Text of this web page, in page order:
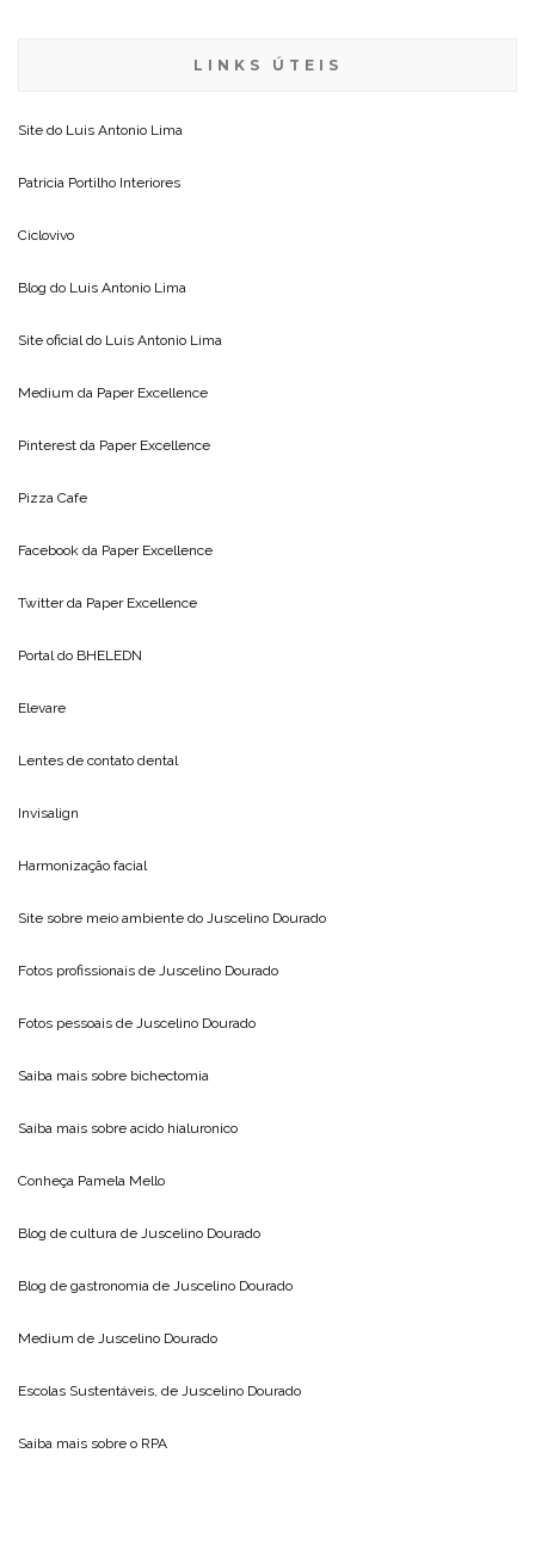
LINKS ÚTEIS
Site do Luis Antonio Lima
Patricia Portilho Interiores
Ciclovivo
Blog do Luis Antonio Lima
Site oficial do Luis Antonio Lima
Medium da Paper Excellence
Pinterest da Paper Excellence
Pizza Cafe
Facebook da Paper Excellence
Twitter da Paper Excellence
Portal do BHELEDN
Elevare
Lentes de contato dental
Invisalign
Harmonização facial
Site sobre meio ambiente do Juscelino Dourado
Fotos profissionais de Juscelino Dourado
Fotos pessoais de Juscelino Dourado
Saiba mais sobre bichectomia
Saiba mais sobre acido hialuronico
Conheça Pamela Mello
Blog de cultura de Juscelino Dourado
Blog de gastronomia de Juscelino Dourado
Medium de Juscelino Dourado
Escolas Sustentáveis, de Juscelino Dourado
Saiba mais sobre o RPA